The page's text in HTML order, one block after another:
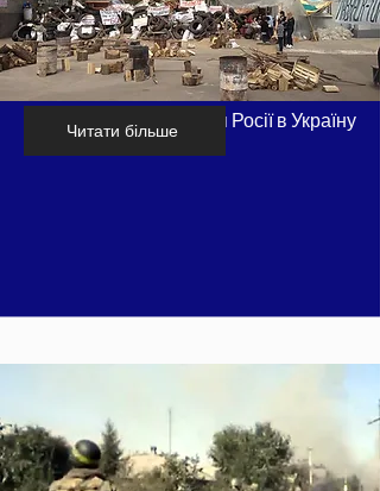
Хронологія вторгнення Росії в Україну
Читати більше